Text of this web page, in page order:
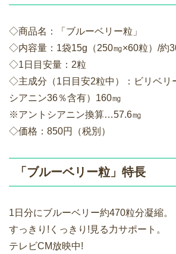
◇商品名：「ブルーベリー粒」
◇内容量：1袋15g（250㎎×60粒）/約
◇1日目安量：2粒
◇主成分（1日目安2粒中）：ビリベリ
シアニン36％含有）160㎎
※アントシアニン換算…57.6㎎
◇価格：850円（税別）
「ブルーベリー粒」特長
1日分にブルーベリー約470粒分凝縮。
すっきり!くっきり!見る力サポート。
テレビCM放映中!